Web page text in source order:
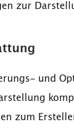
zur
und
zum